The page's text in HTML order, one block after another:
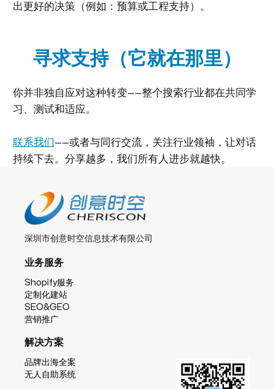
出更好的决策（例如：预算或工程支持）。
寻求支持（它就在那里）
你并非独自应对这种转变——整个搜索行业都在共同学
习、测试和适应。
联系我们 ——或者与同行交流，关注行业领袖，让对话
持续下去。分享越多，我们所有人进步就越快。
深圳市创意时空信息技术有限公司
业务服务
Shopify服务
定制化建站
SEO&GEO
营销推广
解决方案
品牌出海全案
无人自助系统